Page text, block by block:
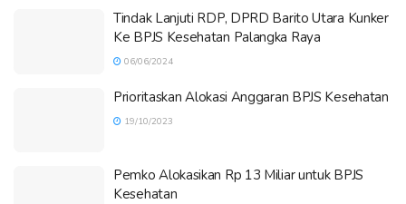
Tindak Lanjuti RDP, DPRD Barito Utara Kunker
Ke BPJS Kesehatan Palangka Raya
06/06/2024
Prioritaskan Alokasi Anggaran BPJS Kesehatan
19/10/2023
Pemko Alokasikan Rp 13 Miliar untuk BPJS
Kesehatan